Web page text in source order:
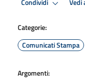
Condividi Vedi
Categorie:
Comunicati Stampa
Argomenti: